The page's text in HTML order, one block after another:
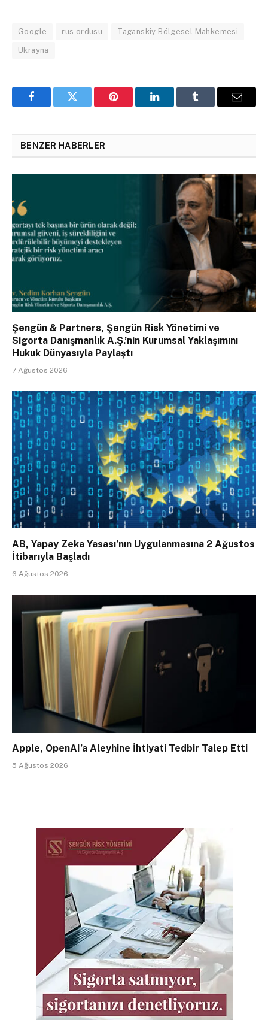
Google rus ordusu Taganskiy Bölgesel Mahkemesi
Ukrayna
FacebookTwitter Pinterest LinkedInTumblr Email
BENZER HABERLER
Şengün & Partners, Şengün Risk Yönetimi ve
Sigorta Danışmanlık A.Ş.’nin Kurumsal Yaklaşımını
Hukuk Dünyasıyla Paylaştı
7 Ağustos 2026
AB, Yapay Zeka Yasası’nın Uygulanmasına 2 Ağustos
İtibarıyla Başladı
6 Ağustos 2026
Apple, OpenAI’a Aleyhine İhtiyati Tedbir Talep Etti
5 Ağustos 2026